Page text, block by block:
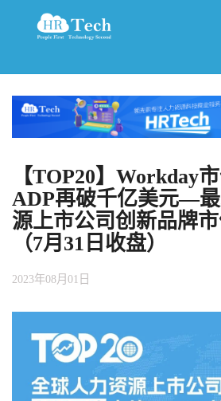
【TOP20】Workday
ADP再破千亿美元—
源上市公司创新品牌
（7月31日收盘）
2023年08月01日